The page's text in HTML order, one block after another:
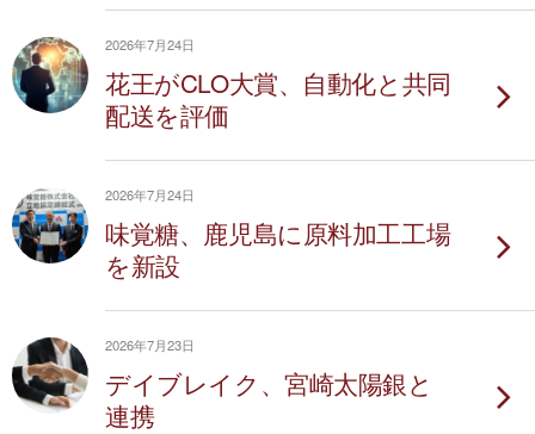
2026年7月24日
花王がCLO大賞、自動化と共同
配送を評価
2026年7月24日
味覚糖、鹿児島に原料加工工場
を新設
2026年7月23日
デイブレイク、宮崎太陽銀と
連携